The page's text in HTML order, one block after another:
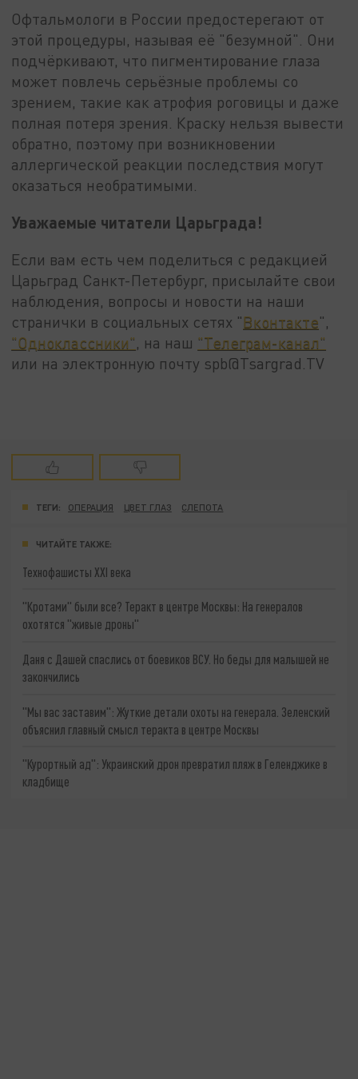
Офтальмологи в России предостерегают от
этой процедуры, называя её "безумной". Они
подчёркивают, что пигментирование глаза
может повлечь серьёзные проблемы со
зрением, такие как атрофия роговицы и даже
полная потеря зрения. Краску нельзя вывести
обратно, поэтому при возникновении
аллергической реакции последствия могут
оказаться необратимыми.
Уважаемые читатели Царьграда!
Если вам есть чем поделиться с редакцией
Царьград Санкт-Петербург, присылайте свои
наблюдения, вопросы и новости на наши
странички в социальных сетях "Вконтакте",
"Одноклассники" , на наш "Телеграм-канал"
или на электронную почту spb@Tsargrad.TV
ТЕГИ: ОПЕРАЦИЯ ЦВЕТ ГЛАЗ СЛЕПОТА
ЧИТАЙТЕ ТАКЖЕ:
Технофашисты XXI века
"Кротами" были все? Теракт в центре Москвы: На генералов
охотятся "живые дроны"
Даня с Дашей спаслись от боевиков ВСУ. Но беды для малышей не
закончились
"Мы вас заставим": Жуткие детали охоты на генерала. Зеленский
объяснил главный смысл теракта в центре Москвы
"Курортный ад": Украинский дрон превратил пляж в Геленджике в
кладбище